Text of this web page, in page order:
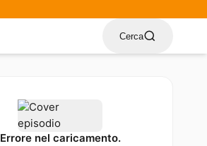
Cerca
Errore nel caricamento.